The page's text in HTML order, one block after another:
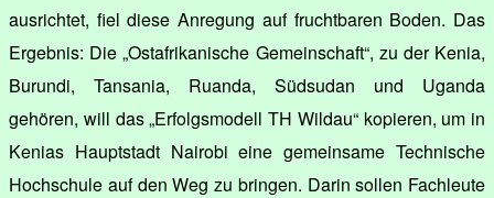
ausrichtet, fiel diese Anregung auf fruchtbaren Boden. Das
Ergebnis: Die „Ostafrikanische Gemeinschaft“, zu der Kenia,
Burundi, Tansania, Ruanda, Südsudan und Uganda
gehören, will das „Erfolgsmodell TH Wildau“ kopieren, um in
Kenias Hauptstadt Nairobi eine gemeinsame Technische
Hochschule auf den Weg zu bringen. Darin sollen Fachleute